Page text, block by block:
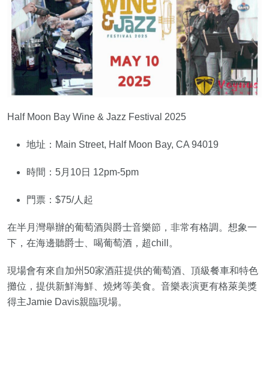
Half Moon Bay Wine & Jazz Festival 2025
地址：Main Street, Half Moon Bay, CA 94019
時間：5月10日 12pm-5pm
門票：$75/人起
在半月灣舉辦的葡萄酒與爵士音樂節，非常有格調。想象一
下，在海邊聽爵士、喝葡萄酒，超chill。
現場會有來自加州50家酒莊提供的葡萄酒、頂級餐車和特色
攤位，提供新鮮海鮮、燒烤等美食。音樂表演更有格萊美獎
得主Jamie Davis親臨現場。